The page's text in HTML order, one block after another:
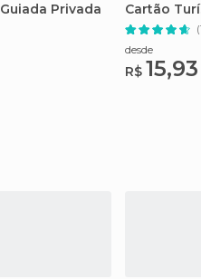
Privada
Cartão
desde
R$ 15,93